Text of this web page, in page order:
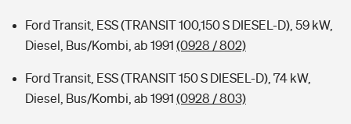
Ford Transit, ESS (TRANSIT 100,150 S DIESEL-D), 59 kW,
Diesel, Bus/Kombi, ab 1991 (0928 / 802)
Ford Transit, ESS (TRANSIT 150 S DIESEL-D), 74 kW,
Diesel, Bus/Kombi, ab 1991 (0928 / 803)